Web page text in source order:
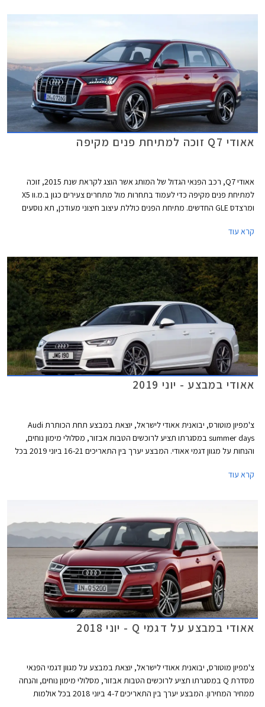
אאודי Q7 זוכה למתיחת פנים מקיפה
אאודי Q7, רכב הפנאי הגדול של המותג אשר הוצג לקראת שנת 2015, זוכה
למתיחת פנים מקיפה כדי לעמוד בתחרות מול מתחרים צעירים כגון ב.מ.וו X5
ומרצדס GLE החדשים. מתיחת הפנים כוללת עיצוב חיצוני מעודכן, תא נוסעים
וכמובן יחידות הנעה חדשות המשלבות מערכת מיקרו היברידית במתח 48V.
קרא עוד
אאודי במבצע - יוני 2019
צ'מפיון מוטורס, יבואנית אאודי לישראל, יוצאת במבצע תחת הכותרת Audi
summer days במסגרתו תציע לרוכשים הטבות אבזור, מסלולי מימון נוחים,
והנחות על מגוון דגמי אאודי. המבצע יערך בין התאריכים 16-21 ביוני 2019 בכל
קרא עוד
אאודי במבצע על דגמי Q - יוני 2018
צ'מפיון מוטורס, יבואנית אאודי לישראל, יוצאת במבצע על מגוון דגמי הפנאי
מסדרת Q במסגרתו תציע לרוכשים הטבות אבזור, מסלולי מימון נוחים, והנחה
ממחיר המחירון. המבצע יערך בין התאריכים 4-7 ביוני 2018 בכל אולמות